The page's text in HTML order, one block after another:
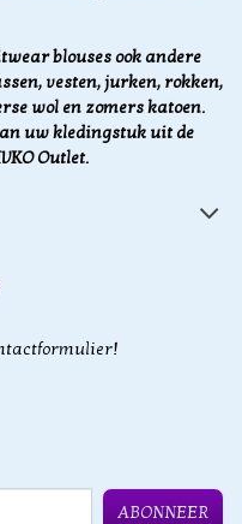
blouses ook andere
vesten, jurken, rokken,
wol en zomers katoen.
uw kledingstuk uit de
Outlet.
ABONNEER